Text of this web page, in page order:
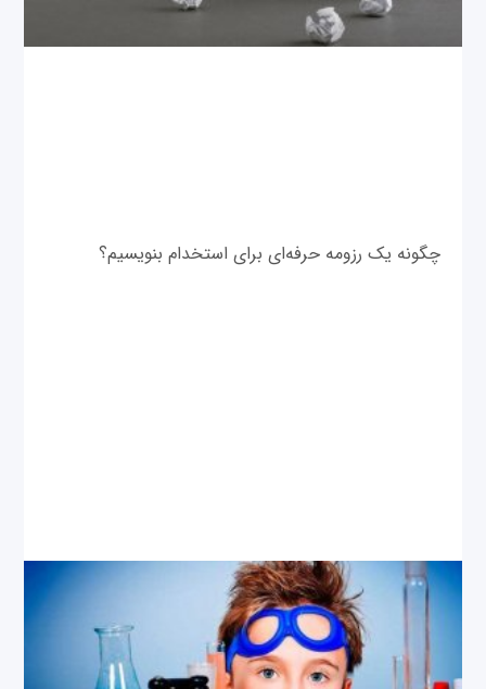
چگونه یک رزومه‌ حرفه‌ای برای استخدام بنویسیم؟